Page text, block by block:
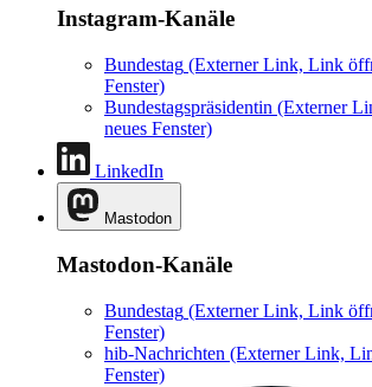
Instagram-Kanäle
Bundestag (Externer Link, Link
Fenster)
Bundestagspräsidentin (Externer
neues Fenster)
LinkedIn
Mastodon
Mastodon-Kanäle
Bundestag (Externer Link, Link
Fenster)
hib-Nachrichten (Externer Link,
Fenster)